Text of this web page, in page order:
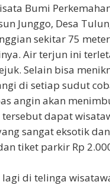
Bumi
Junggo, Desa
sekitar 75
Air terjun ini
Selain bisa
di setiap sudut
angin akan
dapat
sangat eksotik
tiket parkir Rp
di telinga